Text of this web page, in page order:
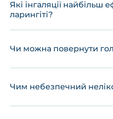
Які інгаляції найбільш
ларингіті?
Чи можна повернути
Чим небезпечний